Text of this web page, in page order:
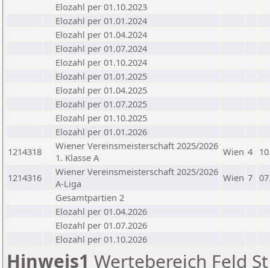
Elozahl per 01.10.2023
Elozahl per 01.01.2024
Elozahl per 01.04.2024
Elozahl per 01.07.2024
Elozahl per 01.10.2024
Elozahl per 01.01.2025
Elozahl per 01.04.2025
Elozahl per 01.07.2025
Elozahl per 01.10.2025
Elozahl per 01.01.2026
1214318
Wiener Vereinsmeisterschaft 2025/2026
1. Klasse A
Wien 4
1214316
Wiener Vereinsmeisterschaft 2025/2026
A-Liga
Wien 7
Gesamtpartien 2
Elozahl per 01.04.2026
Elozahl per 01.07.2026
Elozahl per 01.10.2026
Hinweis1 Wertebereich Feld